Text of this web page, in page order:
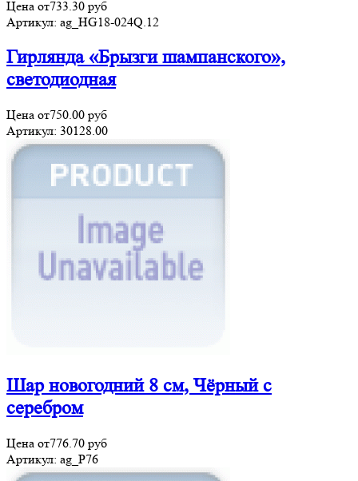
Цена от733.30 руб
Артикул: ag_HG18-024Q.12
Гирлянда «Брызги шампанского»,
светодиодная
Цена от750.00 руб
Артикул: 30128.00
Шар новогодний 8 см, Чёрный с
серебром
Цена от776.70 руб
Артикул: ag_P76